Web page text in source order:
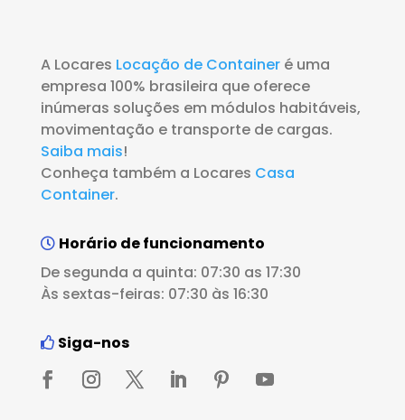
A Locares Locação de Containeré uma
empresa 100% brasileira que oferece
inúmeras soluções em módulos habitáveis,
movimentação e transporte de cargas.
Saiba mais!
Conheça também a Locares Casa
Container.
Horário de funcionamento
De segunda a quinta: 07:30 as 17:30
Às sextas-feiras: 07:30 às 16:30
Siga-nos